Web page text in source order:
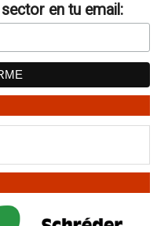
en tu email: